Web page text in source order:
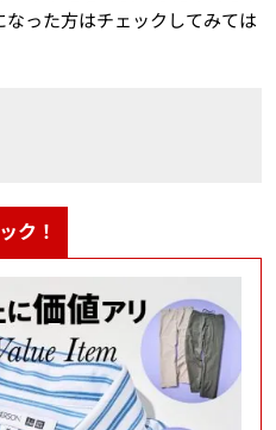
った方はチェックしてみては
ク！